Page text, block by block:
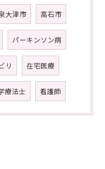
大津市 高石市
パーキンソン病
リ 在宅医療
療法士 看護師